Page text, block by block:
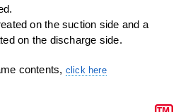
on the suction side and a
on the discharge side.
contents, click here